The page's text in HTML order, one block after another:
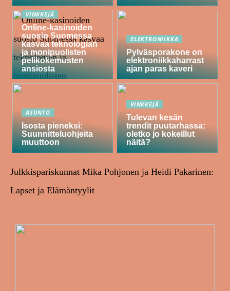
VINKKEJÄ
Online-kasinoiden
suosio Suomessa
kasvaa teknologian
ja monipuolisten
pelikokemusten
ansiosta
ELEKTRONIIKKA
Pylväsporakone on
elektroniikkaharrast
ajan paras kaveri
ASUNTO
Isosta pieneksi:
Suunnitteluohjeita
muuttoon
VINKKEJÄ
Tulevan kesän
trendit puutarhassa:
oletko jo kokeillut
näitä?
Julkkispariskunnat Mika Pohjonen ja Heidi Pakarinen:
Lapset ja Elämäntyylit